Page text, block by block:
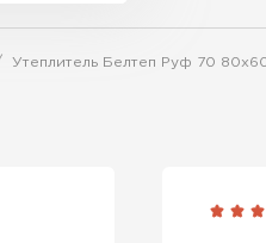
Утеплитель Белтеп Руф 70